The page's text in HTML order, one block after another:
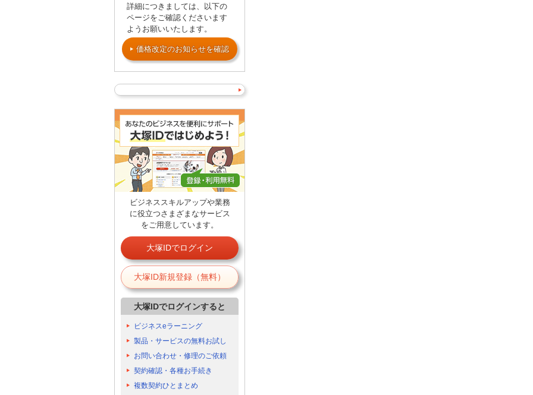
詳細につきましては、以下の
ページをご確認くださいます
ようお願いいたします。
価格改定のお知らせを確認
ビジネススキルアップや業務
に役立つさまざまなサービス
をご用意しています。
大塚IDでログイン
大塚ID新規登録（無料）
大塚IDでログインすると
ビジネスeラーニング
製品・サービスの無料お試し
お問い合わせ・修理のご依頼
契約確認・各種お手続き
複数契約ひとまとめ